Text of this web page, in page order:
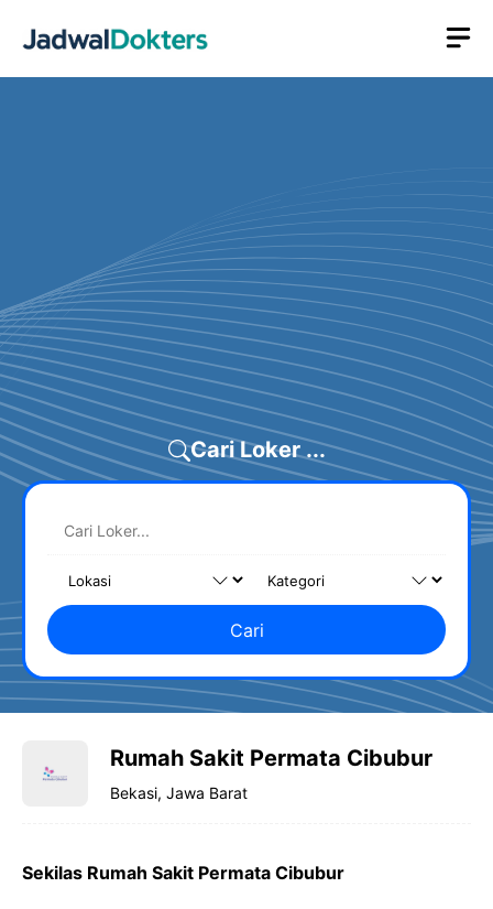
Cari Loker ...
Cari
Rumah Sakit Permata Cibubur
Bekasi, Jawa Barat
Sekilas Rumah Sakit Permata Cibubur